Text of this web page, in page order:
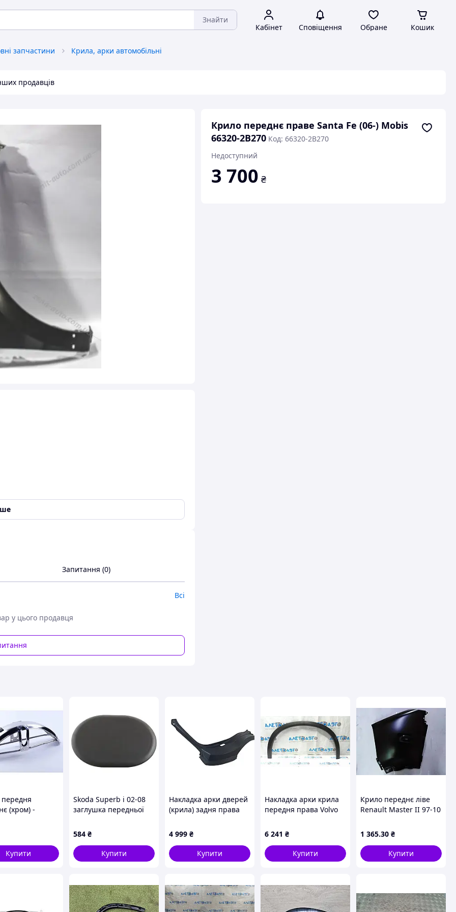
Знайти
Кабінет Сповіщення Обране Кошик
запчастини Крила, арки автомобільні
продавців
Крило переднє праве Santa Fe (06-) Mobis
66320-2B270 Код: 66320-2B270
Недоступний
3 700 ₴
як оригінальний передній крила на
року.
вашого автомобіля, настійно
магазині за найдоступнішими цінами.
Запитання (0)
Всі
у цього продавця
(хром) -
TATA
Купити
Skoda Superb і 02-08
заглушка передньої
584 ₴
Купити
Накладка арки дверей
(крила) задня права
2020 Т4А13632 Jaguar
F-Pace Т4А13632
4 999 ₴
Купити
Накладка арки крила
передня права Volvo
новий оригінал OEM
39790044
6 241 ₴
Купити
Крило переднє ліве
Renault Master II 97-10
1 365.30 ₴
Купити